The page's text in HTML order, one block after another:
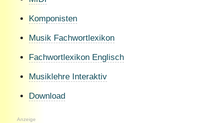
Komponisten
Musik Fachwortlexikon
Fachwortlexikon Englisch
Musiklehre Interaktiv
Download
Anzeige